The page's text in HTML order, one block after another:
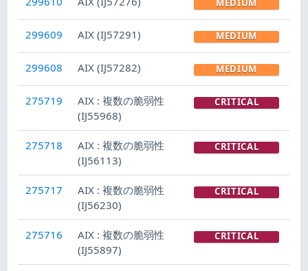
MEDIUM
299609 AIX (IJ57291) MEDIUM
299608 AIX (IJ57282) MEDIUM
275719
AIX : 複数の脆弱性
(IJ55968)
CRITICAL
275718
AIX : 複数の脆弱性
(IJ56113)
CRITICAL
275717
AIX : 複数の脆弱性
(IJ56230)
CRITICAL
275716
AIX : 複数の脆弱性
(IJ55897)
CRITICAL